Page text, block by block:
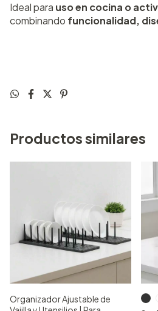
Ideal para uso en cocina o
combinando funcionalidad,
Productos similares
Organizador Ajustable de